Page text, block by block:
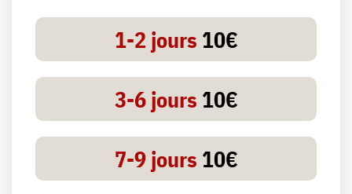
1-2 jours 10€
3-6 jours 10€
7-9 jours 10€